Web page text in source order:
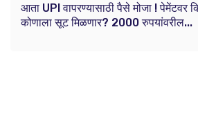
आता UPI वापरण्यासाठी पैसे मोजा ! पेमेंटवर
कोणाला सूट मिळणार? 2000 रुपयांवरील...